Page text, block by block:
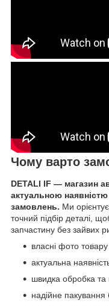
Чому варто
DETALI IF — магазин
актуальною
замовлень. Ми
точний підбір деталі,
запчастину без зайвих
власні фото товару
актуальна
швидка обробка та
надійне пакування